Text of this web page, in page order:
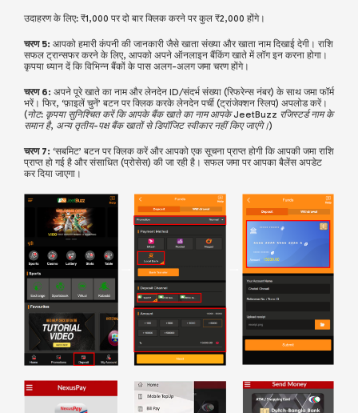
उदाहरण के लिए: ₹1,000 पर दो बार क्लिक करने पर कुल ₹2,000 होंगे।
चरण 5: आपको हमारी कंपनी की जानकारी जैसे खाता संख्या और खाता नाम दिखाई देगी। राशि
सफल ट्रान्सफर करने के लिए, आपको अपने ऑनलाइन बैंकिंग खाते में लॉग इन करना होगा।
कृपया ध्यान दें कि विभिन्न बैंकों के पास अलग-अलग जमा चरण होंगे।
चरण 6: अपने पूरे खाते का नाम और लेनदेन ID/संदर्भ संख्या (रिफरेन्स नंबर) के साथ जमा फॉर्म
भरें। फिर, ‘फ़ाइलें चुनें’ बटन पर क्लिक करके लेनदेन पर्ची (ट्रांजेक्शन स्लिप) अपलोड करें।
(नोट: कृपया सुनिश्चित करें कि आपके बैंक खाते का नाम आपके JeetBuzz रजिस्टर्ड नाम के
समान है, अन्य तृतीय-पक्ष बैंक खातों से डिपॉजिट स्वीकार नहीं किए जाएंगे।)
चरण 7: ‘सबमिट’ बटन पर क्लिक करें और आपको एक सूचना प्राप्त होगी कि आपकी जमा राशि
प्राप्त हो गई है और संसाधित (प्रोसेस) की जा रही है। सफल जमा पर आपका बैलेंस अपडेट
कर दिया जाएगा।